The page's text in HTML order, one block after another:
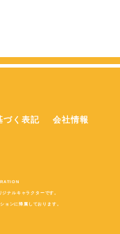
づく表記
会社情報
ナルキャラクターです。
ョンに帰属しております。